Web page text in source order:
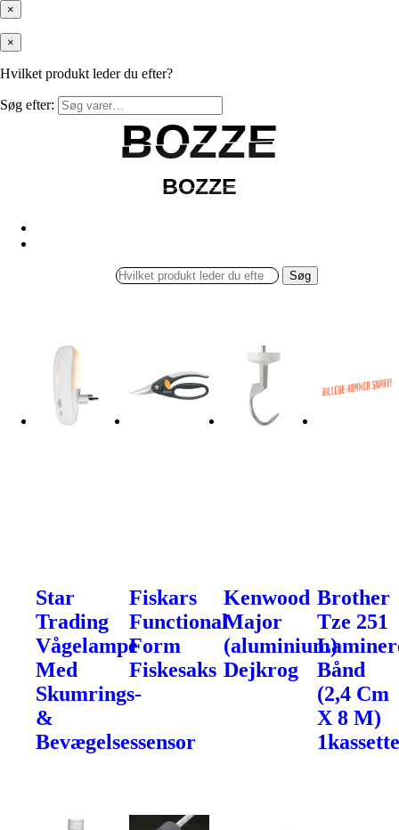
×
×
Hvilket produkt leder du efter?
Søg efter:
BOZZE
BOZZE
BOZZE
BOZZE
Søg
Star
Trading
Vågelampe
Med
Skumrings-
&
Bevægelsessensor
Fiskars
Functional
Form
Fiskesaks
Kenwood
Major
(aluminium)
Dejkrog
Brother
Tze 251
Bånd
(2,4 Cm
X 8 M)